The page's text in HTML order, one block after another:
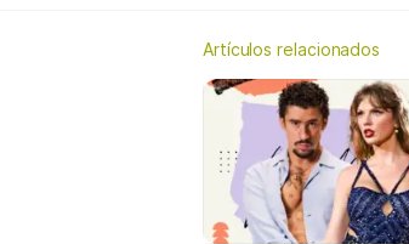
Artículos relacionados